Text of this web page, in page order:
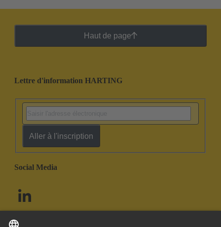
Haut de page
Lettre d'information HARTING
Aller à l'inscription
Social Media